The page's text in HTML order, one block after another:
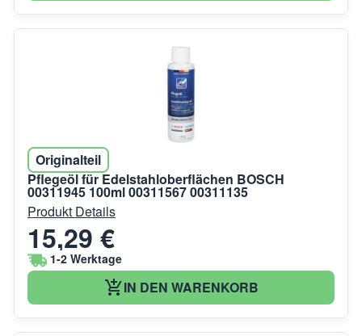
Originalteil
Pflegeöl für Edelstahloberflächen BOSCH
00311945 100ml 00311567 00311135
Produkt Details
15,29 €
1-2 Werktage
IN DEN WARENKORB